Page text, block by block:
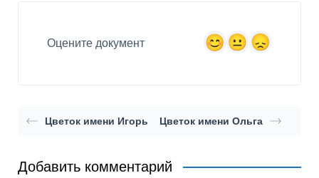
Оцените документ
Цветок имени Игорь Цветок имени Ольга
Добавить комментарий